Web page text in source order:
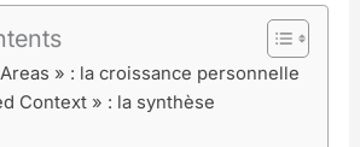
» : la croissance personnelle
Context » : la synthèse